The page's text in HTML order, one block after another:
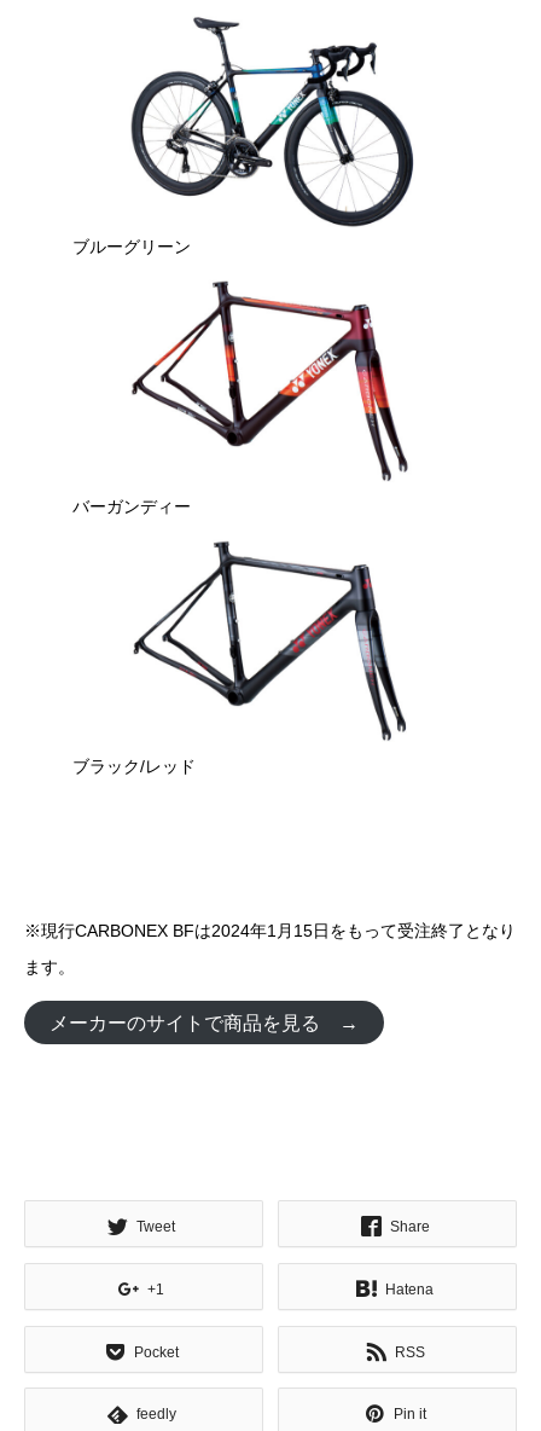
ブルーグリーン
バーガンディー
ブラック/レッド
※現行CARBONEX BFは2024年1月15日をもって受注終了となり
ます。
メーカーのサイトで商品を見る →
Tweet Share
+1 Hatena
Pocket RSS
feedly Pin it